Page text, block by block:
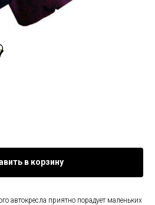
в корзину
автокресла приятно порадует маленьких